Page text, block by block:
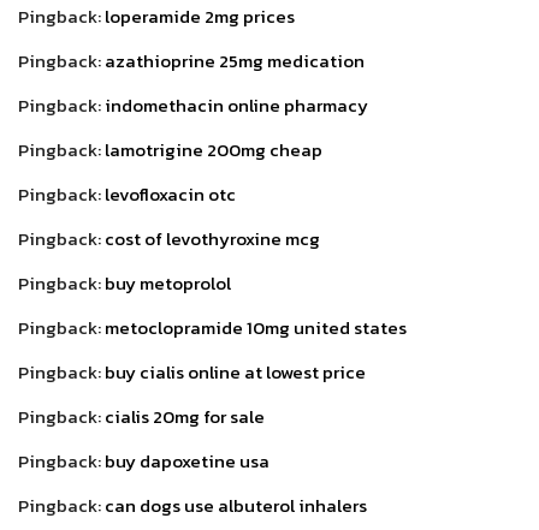
Pingback:loperamide 2mg prices
Pingback:azathioprine 25mg medication
Pingback:indomethacin online pharmacy
Pingback:lamotrigine 200mg cheap
Pingback:levofloxacin otc
Pingback:cost of levothyroxine mcg
Pingback:buy metoprolol
Pingback:metoclopramide 10mg united states
Pingback:buy cialis online at lowest price
Pingback:cialis 20mg for sale
Pingback:buy dapoxetine usa
Pingback:can dogs use albuterol inhalers